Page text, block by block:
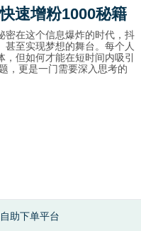
速增粉1000秘籍
密在这个信息爆炸的时代，抖
至实现梦想的舞台。每个人
但如何才能在短时间内吸引
，更是一门需要深入思考的
助下单平台